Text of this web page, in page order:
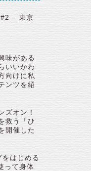
– 東京
味がある
いいかわ
向けに私
ンツを紹
ズオン！
救う「ひ
開催した
をはじめる
って身体